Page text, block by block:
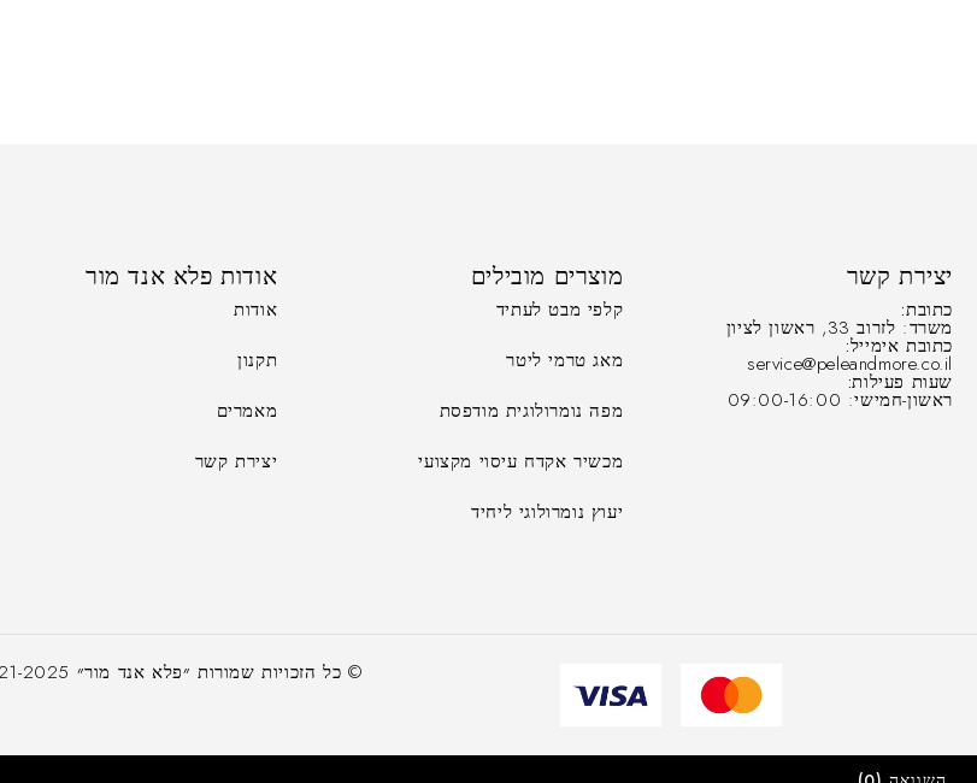
יצירת קשר
כתובת:
משרד: לזרוב 33, ראשון לציון
כתובת אימייל:
service@peleandmore.co.il
שעות פעילות:
ראשון-חמישי: 09:00-16:00
מוצרים מובילים
קלפי מבט לעתיד
מאג טרמי ליטר
מפה נומרולוגית מודפסת
מכשיר אקדח עיסוי מקצועי
יעוץ נומרולוגי ליחיד
אודות פלא אנד מור
אודות
תקנון
מאמרים
יצירת קשר
© כל הזכויות שמורות ״פלא אנד מור״ 2021-2025